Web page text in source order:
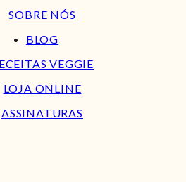
SOBRE NÓS
BLOG
VEGGIE
LOJA ONLINE
ASSINATURAS